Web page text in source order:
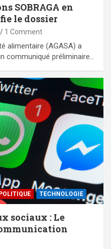
SOBRAGA en
le dossier
1 Comment
alimentaire (AGASA) a
communiqué préliminaire…
POLITIQUE TECHNOLOGIE
sociaux : Le